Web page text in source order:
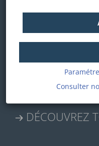
DÉCOUVREZ
Consulter